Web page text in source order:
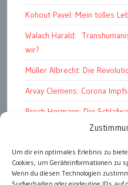
Um dir ein optimales Erlebnis zu
Cookies, um Geräteinformationen zu
Wenn du diesen Technologien
Kohout Pavel: Mein tolles
Walach Harald:
wir?
Müller Albrecht: Die
Arvay Clemens: Corona
Broch Hermann: Die
Kohout Pavel: Ende der
Bonelli Raphael: Kopflos
Luczak Andreas: